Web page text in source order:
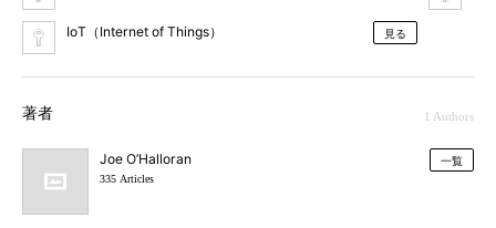
IoT（Internet of Things） 見る
著者 1 Authors
Joe O’Halloran
335 Articles
一覧